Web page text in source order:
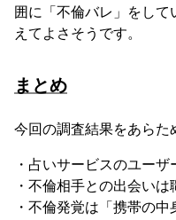
囲に「不倫バレ」をし
えてよさそうです。
まとめ
今回の調査結果をあらた
・占いサービスのユー
・不倫相手との出会い
・不倫発覚は「携帯の